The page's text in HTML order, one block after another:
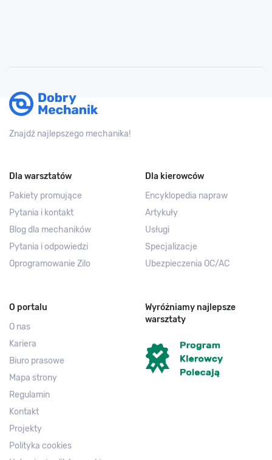
Znajdź najlepszego mechanika!
Dla warsztatów
Pakiety promujące
Pytania i kontakt
Blog dla mechaników
Pytania i odpowiedzi
Oprogramowanie Zilo
Dla kierowców
Encyklopedia napraw
Artykuły
Usługi
Specjalizacje
Ubezpieczenia OC/AC
O portalu
O nas
Kariera
Biuro prasowe
Mapa strony
Regulamin
Kontakt
Projekty
Polityka cookies
Wyróżniamy najlepsze
warsztaty